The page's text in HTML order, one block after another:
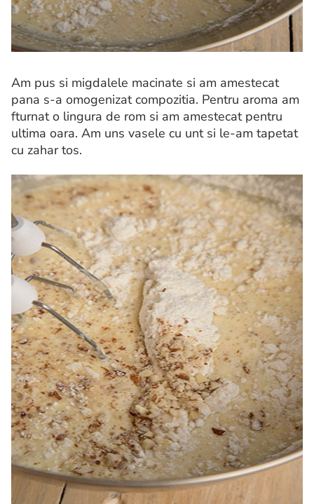
Am pus si migdalele macinate si am amestecat
pana s-a omogenizat compozitia. Pentru aroma am
fturnat o lingura de rom si am amestecat pentru
ultima oara. Am uns vasele cu unt si le-am tapetat
cu zahar tos.